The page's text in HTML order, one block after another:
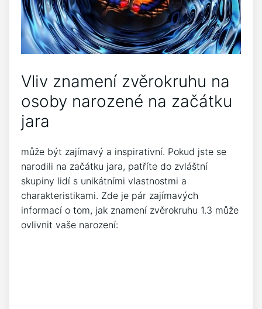
Vliv znamení zvěrokruhu na
osoby narozené na⁢ začátku
jara
může být ⁣zajímavý a ‍inspirativní. Pokud jste‍ se
‍narodili ‍na⁤ začátku‍ jara, patříte do zvláštní
skupiny‍ lidí s ​unikátními vlastnostmi‍ a
charakteristikami. Zde je⁣ pár zajímavých
informací o​ tom, jak znamení zvěrokruhu 1.3⁤ může
⁢ovlivnit vaše‌ narození: